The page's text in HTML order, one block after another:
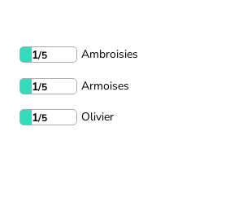
1/5 Ambroisies
1/5 Armoises
1/5 Olivier